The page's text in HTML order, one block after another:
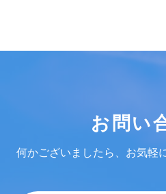
お問い
何かございましたら、お気軽